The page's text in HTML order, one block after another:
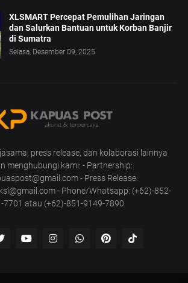
XLSMART Percepat Pemulihan Jaringan
dan Salurkan Bantuan untuk Korban Banjir
di Sumatra
Selasa, Desember 09, 2025
press release, dan kolaborasi lainnya
menghubungi kami: - Partnership:
- Press Release:
- Phone/Whatsapp: (+62)-852-
7701 atau (+62)-851-9149-7890